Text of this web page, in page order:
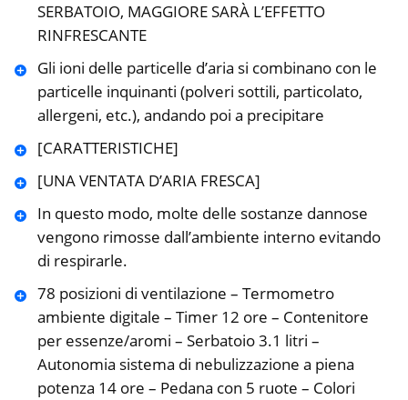
SERBATOIO, MAGGIORE SARÀ L’EFFETTO
RINFRESCANTE
Gli ioni delle particelle d’aria si combinano con le
particelle inquinanti (polveri sottili, particolato,
allergeni, etc.), andando poi a precipitare
[CARATTERISTICHE]
[UNA VENTATA D’ARIA FRESCA]
In questo modo, molte delle sostanze dannose
vengono rimosse dall’ambiente interno evitando
di respirarle.
78 posizioni di ventilazione – Termometro
ambiente digitale – Timer 12 ore – Contenitore
per essenze/aromi – Serbatoio 3.1 litri –
Autonomia sistema di nebulizzazione a piena
potenza 14 ore – Pedana con 5 ruote – Colori